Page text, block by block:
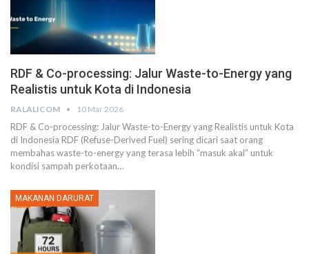
RDF & Co-processing: Jalur Waste-to-Energy yang
Realistis untuk Kota di Indonesia
RALALICOM 10 Mar 2026
RDF & Co-processing: Jalur Waste-to-Energy yang Realistis untuk Kota
di Indonesia RDF (Refuse-Derived Fuel) sering dicari saat orang
membahas waste-to-energy yang terasa lebih “masuk akal” untuk
kondisi sampah perkotaan…
MAKANAN DARURAT